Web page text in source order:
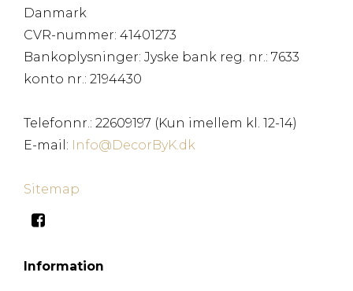
Danmark
CVR-nummer: 41401273
Bankoplysninger: Jyske bank reg. nr.: 7633
konto nr.: 2194430
Telefonnr.: 22609197 (Kun imellem kl. 12-14)
E-mail : Info@DecorByK.dk
Sitemap
Information